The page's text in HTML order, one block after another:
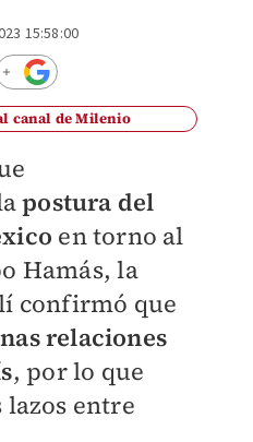
15:58:00
canal de Milenio
postura del
en torno al
Hamás, la
confirmó que
relaciones
, por lo que
entre